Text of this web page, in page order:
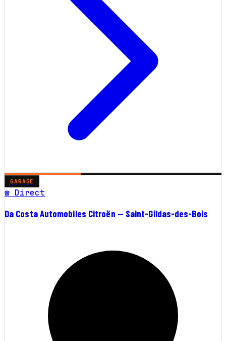
GARAGE
☎ Direct
Da Costa Automobiles Citroën — Saint-Gildas-des-Bois